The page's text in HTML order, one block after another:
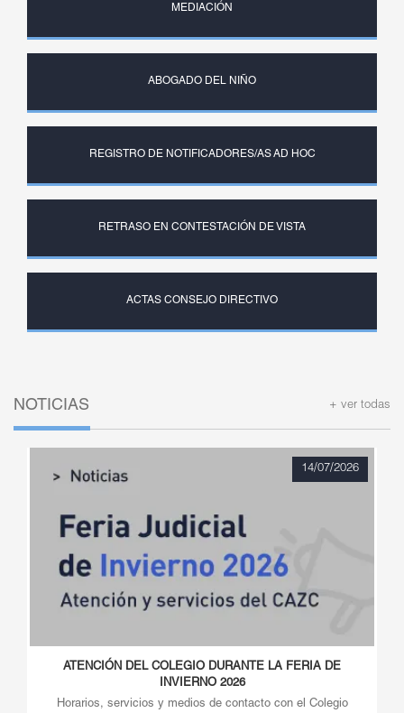
MEDIACIÓN
ABOGADO DEL NIÑO
REGISTRO DE NOTIFICADORES/AS AD HOC
RETRASO EN CONTESTACIÓN DE VISTA
ACTAS CONSEJO DIRECTIVO
NOTICIAS + ver todas
14/07/2026
ATENCIÓN DEL COLEGIO DURANTE LA FERIA DE
INVIERNO 2026
Horarios, servicios y medios de contacto con el Colegio